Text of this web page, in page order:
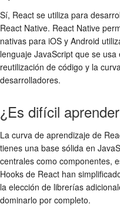
Sí, React se utiliza para
React Native. React Native
nativas para iOS y Android
lenguaje JavaScript que se
reutilización de código y la
desarrolladores.
¿Es difícil
La curva de aprendizaje de
tienes una base sólida en
centrales como componentes,
Hooks de React han
la elección de librerías
dominarlo por completo.